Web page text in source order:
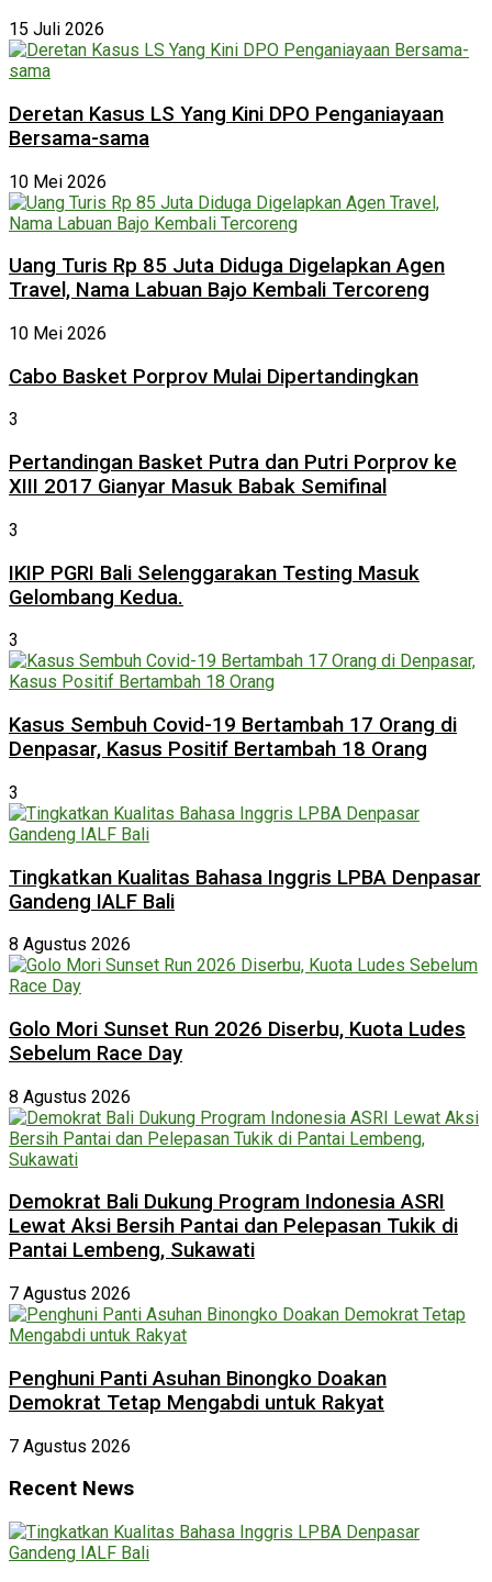
15 Juli 2026
Deretan Kasus LS Yang Kini DPO Penganiayaan
Bersama-sama
10 Mei 2026
Uang Turis Rp 85 Juta Diduga Digelapkan Agen
Travel, Nama Labuan Bajo Kembali Tercoreng
10 Mei 2026
Cabo Basket Porprov Mulai Dipertandingkan
3
Pertandingan Basket Putra dan Putri Porprov ke
XIII 2017 Gianyar Masuk Babak Semifinal
3
IKIP PGRI Bali Selenggarakan Testing Masuk
Gelombang Kedua.
3
Kasus Sembuh Covid-19 Bertambah 17 Orang di
Denpasar, Kasus Positif Bertambah 18 Orang
3
Tingkatkan Kualitas Bahasa Inggris LPBA Denpasar
Gandeng IALF Bali
8 Agustus 2026
Golo Mori Sunset Run 2026 Diserbu, Kuota Ludes
Sebelum Race Day
8 Agustus 2026
Demokrat Bali Dukung Program Indonesia ASRI
Lewat Aksi Bersih Pantai dan Pelepasan Tukik di
Pantai Lembeng, Sukawati
7 Agustus 2026
Penghuni Panti Asuhan Binongko Doakan
Demokrat Tetap Mengabdi untuk Rakyat
7 Agustus 2026
Recent News